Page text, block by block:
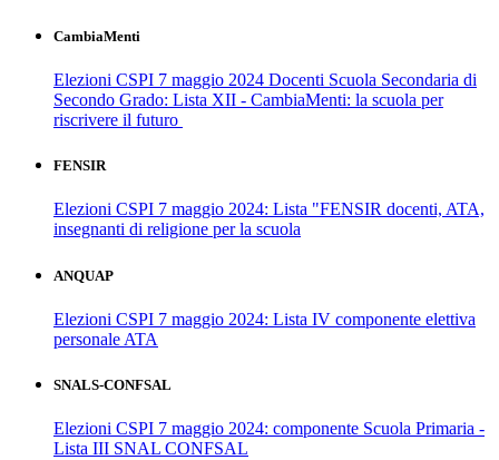
CambiaMenti
Elezioni CSPI 7 maggio 2024 Docenti Scuola Secondaria di
Secondo Grado: Lista XII - CambiaMenti: la scuola per
riscrivere il futuro
FENSIR
Elezioni CSPI 7 maggio 2024: Lista "FENSIR docenti, ATA,
insegnanti di religione per la scuola
ANQUAP
Elezioni CSPI 7 maggio 2024: Lista IV componente elettiva
personale ATA
SNALS-CONFSAL
Elezioni CSPI 7 maggio 2024: componente Scuola Primaria -
Lista III SNAL CONFSAL